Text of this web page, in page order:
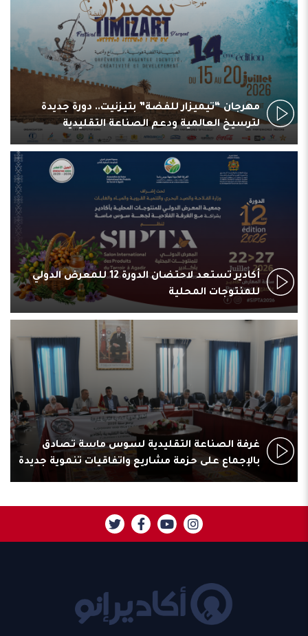
مهرجان “تيميزار للفضة” بتيزنيت.. دورة جديدة
لترسيخ العالمية ودعم الصناعة التقليدية
أكادير تستعد لاحتضان الدورة 12 للمعرض الدولي
للمنتوجات المحلية
غرفة الصناعة التقليدية لسوس ماسة تصادق
بالإجماع على حزمة مشاريع واتفاقيات تنموية جديدة